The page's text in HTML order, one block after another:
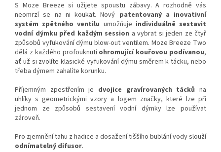
S Moze Breeze si užijete spoustu zábavy. A rozhodně vás
neomrzí se na ni koukat. Nový patentovaný a inovativní
systém zpětného ventilu umožňuje individuálně sestavit
vodní dýmku před každým session a vybrat si jeden ze čtyř
způsobů vyfukování dýmu blow-out ventilem. Moze Breeze Two
dělá z každého profouknutíohromující kouřovou podívanou,
ať už si zvolíte klasické vyfukování dýmu směrem k tácku, nebo
třeba dýmem zahalíte korunku.
Příjemným zpestřením je dvojice gravírovaných tácků na
uhlíky s geometrickými vzory a logem značky, které lze při
jednom ze způsobů sestavení vodní dýmky lze používat
zároveň.
Pro zjemnění tahu z hadice a dosažení tiššího bublání vody slouží
odnímatelný difusor.